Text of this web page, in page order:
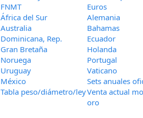
FNMT
Euros
África del Sur Alemania
Australia Bahamas
Dominicana, Rep. Ecuador
Gran Bretaña Holanda
Noruega Portugal
Uruguay Vaticano
México Sets anuales
Tabla peso/diámetro/leyVenta actual
oro